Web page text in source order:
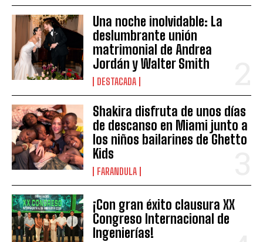
Una noche inolvidable: La
deslumbrante unión
matrimonial de Andrea
Jordán y Walter Smith
DESTACADA
Shakira disfruta de unos días
de descanso en Miami junto a
los niños bailarines de Ghetto
Kids
FARANDULA
¡Con gran éxito clausura XX
Congreso Internacional de
Ingenierías!